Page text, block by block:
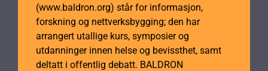
(www.baldron.org) står for informasjon,
forskning og nettverksbygging; den har
arrangert utallige kurs, symposier og
utdanninger innen helse og bevissthet, samt
deltatt i offentlig debatt. BALDRON